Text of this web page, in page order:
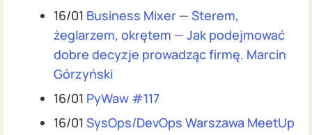
16/01 Business Mixer — Sterem,
żeglarzem, okrętem — Jak podejmować
dobre decyzje prowadząc firmę. Marcin
Górzyński
16/01 PyWaw #117
16/01 SysOps/DevOps Warszawa MeetUp